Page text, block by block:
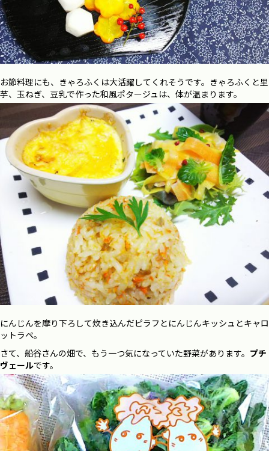
お節料理にも、きゃろふくは大活躍してくれそうです。きゃろふくと里
芋、玉ねぎ、豆乳で作った和風ポタージュは、体が温まります。
にんじんを摩り下ろして炊き込んだピラフとにんじんキッシュとキャロ
ットラペ。
さて、船谷さんの畑で、もう一つ気になっていた野菜があります。 プチ
ヴェールです。